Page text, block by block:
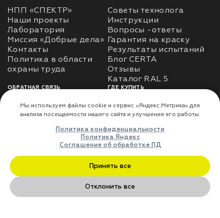
НПП «СПЕКТР»
Наши проекты
Лаборатория
Миссия «Добрые дела»
Контакты
Политика в области
Советы технолога
Инструкции
Вопросы -ответы
Гарантия на краску
Результаты испытаний
Блог CERTA
Отзывы
Каталог RAL 5
ОБРАТНАЯ СВЯЗЬ
Использование
использования личных
Оферта
ГДЕ КУПИТЬ
Доставка
Где купить
ДЛЯ ПАРТНЁРОВ
Преимущества